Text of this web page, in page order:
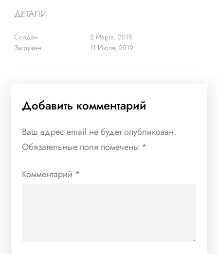
ДЕТАЛИ
Создан
2 Марта, 2018
Загружен
11 Июля, 2019
Добавить комментарий
Ваш адрес email не будет опубликован.
Обязательные поля помечены *
Комментарий *